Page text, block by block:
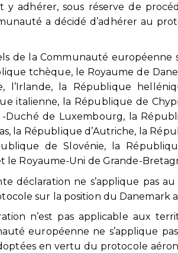
y adhérer, sous réserve de
a décidé d’adhérer au
de la Communauté
tchèque, le Royaume de
l’Irlande, la République
italienne, la République de
Duché de Luxembourg, la
la République d’Autriche, la
de Slovénie, la
le Royaume-Uni de Grande-
déclaration ne s’applique pas
sur la position du Danemark
n’est pas applicable aux
européenne ne s’applique
en vertu du protocole